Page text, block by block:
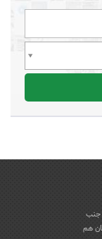
جنب
هم